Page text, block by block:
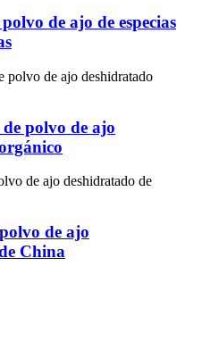
de ajo de especias
polvo de ajo
de ajo
China